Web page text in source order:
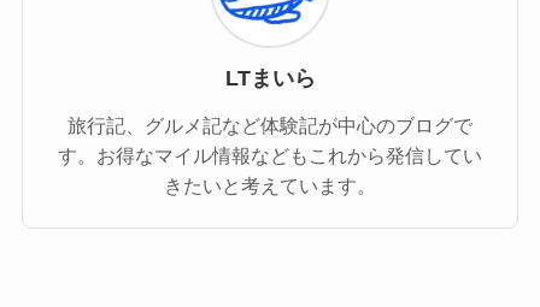
LTまいら
旅行記、グルメ記など体験記が中心のブログで
す。お得なマイル情報などもこれから発信してい
きたいと考えています。